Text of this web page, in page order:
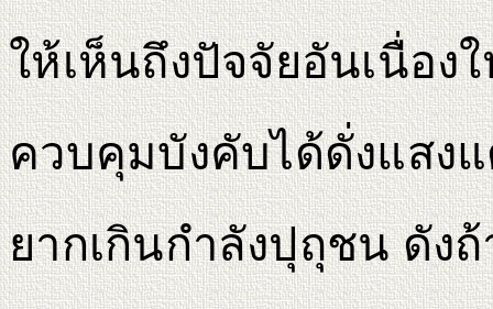
ให้เห็นถึงปัจจัยอันเนื่อง
ควบคุมบังคับได้ดั่งแสง
ยากเกินกำลังปุถุชน ดังถ้